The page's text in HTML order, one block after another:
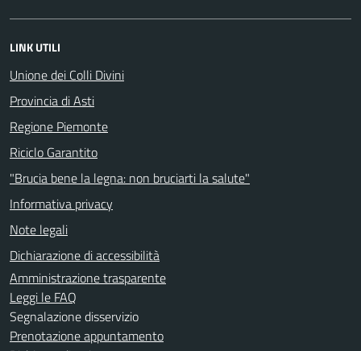
LINK UTILI
Unione dei Colli Divini
Provincia di Asti
Regione Piemonte
Riciclo Garantito
"Brucia bene la legna: non bruciarti la salute"
Informativa privacy
Note legali
Dichiarazione di accessibilità
Amministrazione trasparente
Leggi le FAQ
Segnalazione disservizio
Prenotazione appuntamento